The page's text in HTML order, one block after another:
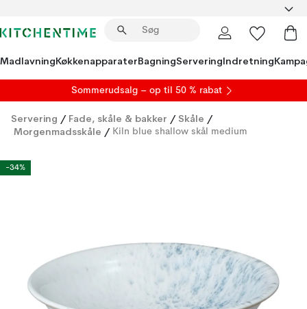
MadlavningKøkkenapparaterBagningServeringIndretning
Sommerudsalg – op til 50 % rabat
Servering / Fade, skåle & bakker / Skåle /
Morgenmadsskåle / Kiln blue shallow skål medium
-34%